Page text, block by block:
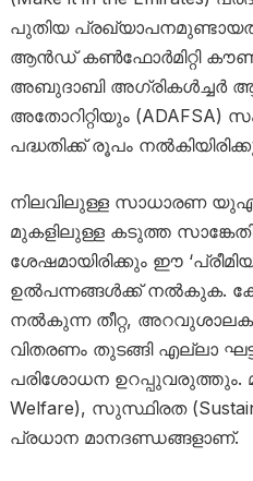
പുതിയ പ്രഖ്യാപനമുണ്ടായത്.
ആൻഡ് കൺഫോർമിറ്റി
അബുദാബി അഗ്രികൾച്ചർ
അതോറിറ്റിയും
പദ്ധതിക്ക് രൂപം
നിലവിലുള്ള സാധാരണ
മുകളിലുള്ള കടുത്ത
ശേഷമായിരിക്കും ഈ
ഉൽപന്നങ്ങൾക്ക് നൽകുക.
നൽകുന്ന തീറ്റ,
വിതരണം തുടങ്ങി എല്ലാ
പരിശോധന ഉറപ്പുവരുത്തും.
Welfare), സുസ്ഥിരത
പ്രധാന മാനദണ്ഡങ്ങളാണ്.